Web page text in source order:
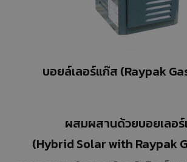
บอยล์เลอร์แก๊ส (Raypak
ผสมผสานด้วยบอยเลอ
(Hybrid Solar with Raypak